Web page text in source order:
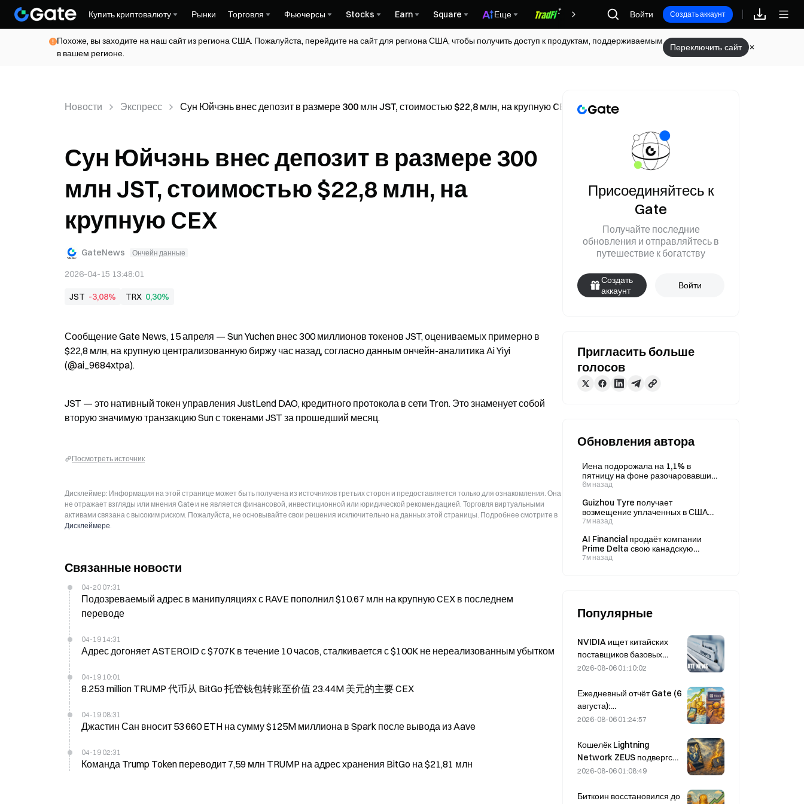
Купить криптовалюту Рынки Торговля Фьючерсы Stocks Earn Square Еще Награды
Войти Создать аккаунт
Похоже, вы заходите на наш сайт из региона США. Пожалуйста, перейдите на сайт для региона США, чтобы получить доступ к продуктам, поддерживаемым
в вашем регионе.
Переключить сайт
Новости Экспресс Сун Юйчэнь внес депозит в размере 300 млн JST, стоимостью $22,8 млн, на крупную CEX
Сун Юйчэнь внес депозит в размере 300
млн JST, стоимостью $22,8 млн, на
крупную CEX
GateNews Ончейн данные
2026-04-15 13:48:01
JST -3,08% TRX 0,30%
Сообщение Gate News, 15 апреля — Sun Yuchen внес 300 миллионов токенов JST, оцениваемых примерно в
$22,8 млн, на крупную централизованную биржу час назад, согласно данным ончейн-аналитика Ai Yiyi
(@ai_9684xtpa).
JST — это нативный токен управления JustLend DAO, кредитного протокола в сети Tron. Это знаменует собой
вторую значимую транзакцию Sun с токенами JST за прошедший месяц.
Посмотреть источник
Дисклеймер: Информация на этой странице может быть получена из источников третьих сторон и предоставляется только для ознакомления. Она
не отражает взгляды или мнения Gate и не является финансовой, инвестиционной или юридической рекомендацией. Торговля виртуальными
активами связана с высоким риском. Пожалуйста, не основывайте свои решения исключительно на данных этой страницы. Подробнее смотрите в
Дисклеймере.
Связанные новости
04-20 07:31
Подозреваемый адрес в манипуляциях с RAVE пополнил $10.67 млн на крупную CEX в последнем
переводе
04-19 14:31
Адрес догоняет ASTEROID с $707K в течение 10 часов, сталкивается с $100K не нереализованным убытком
04-19 10:01
8.253 million TRUMP 代币从 BitGo 托管钱包转账至价值 23.44M 美元的主要 CEX
04-19 08:31
Джастин Сан вносит 53 660 ETH на сумму $125M миллиона в Spark после вывода из Aave
04-19 02:31
Команда Trump Token переводит 7,59 млн TRUMP на адрес хранения BitGo на $21,81 млн
Присоединяйтесь к
Gate
Получайте последние
обновления и отправляйтесь в
путешествие к богатству
Создать
аккаунт
Войти
Пригласить больше
голосов
Обновления автора
Иена подорожала на 1,1% в
пятницу на фоне разочаровавших
данных по безработице в США и
возможной интервенции
6м назад
Guizhou Tyre получает
возмещение уплаченных в США
пошлин на сумму 11,98 млн
китайских публичных компаний
заявили о возврате налогов
7м назад
AI Financial продаёт компании
Prime Delta свою канадскую
дочернюю компанию ALT5 Sigma
7м назад
Популярные
NVIDIA ищет китайских
поставщиков базовых
станций с поддержкой ИИ
6G.
2026-08-06 01:10:02
Ежедневный отчёт Gate (6
августа):
привилегированные акции
резко выросли; Block
повысила прогноз
финансовых результатов
2026-08-06 01:24:57
Кошелёк Lightning
Network ZEUS подвергся
атаке и временно
заявлено, что средства
2026-08-06 01:08:49
Биткоин восстановился до